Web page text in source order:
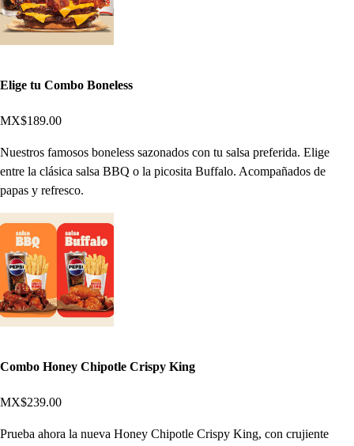
Elige tu Combo Boneless
MX$189.00
Nuestros famosos boneless sazonados con tu salsa preferida. Elige
entre la clásica salsa BBQ o la picosita Buffalo. Acompañados de
papas y refresco.
Combo Honey Chipotle Crispy King
MX$239.00
Prueba ahora la nueva Honey Chipotle Crispy King, con crujiente